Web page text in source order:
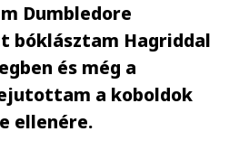
Dumbledore
bóklásztam Hagriddal
és még a
a koboldok
ellenére.